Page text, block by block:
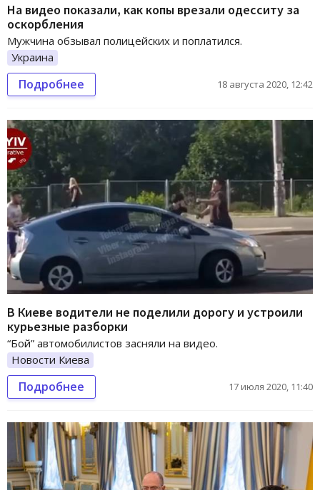
На видео показали, как копы врезали одесситу за
оскорбления
Мужчина обзывал полицейских и поплатился.
Украина
Подробнее 18 августа 2020, 12:42
В Киеве водители не поделили дорогу и устроили
курьезные разборки
“Бой” автомобилистов засняли на видео.
Новости Киева
Подробнее 17 июля 2020, 11:40